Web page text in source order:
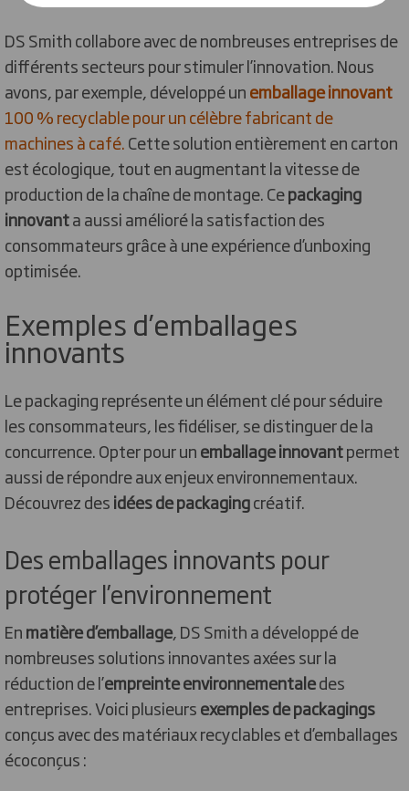
DS Smith collabore avec de nombreuses entreprises de
différents secteurs pour stimuler l’innovation. Nous
avons, par exemple, développé unemballage innovant
100 % recyclable pour un célèbre fabricant de
machines à café.Cette solution entièrement en carton
est écologique, tout en augmentant la vitesse de
production de la chaîne de montage. Cepackaging
innovanta aussi amélioré la satisfaction des
consommateurs grâce à une expérience d’unboxing
optimisée.
Exemples d’emballages
innovants
Le packaging représente un élément clé pour séduire
les consommateurs, les fidéliser, se distinguer de la
concurrence. Opter pour unemballage innovantpermet
aussi de répondre aux enjeux environnementaux.
Découvrez desidées de packagingcréatif.
Des emballages innovants pour
protéger l’environnement
Enmatière d’emballage, DS Smith a développé de
nombreuses solutions innovantes axées sur la
réduction de l’empreinte environnementaledes
entreprises. Voici plusieursexemples de packagings
conçus avec des matériaux recyclables et d’emballages
écoconçus :